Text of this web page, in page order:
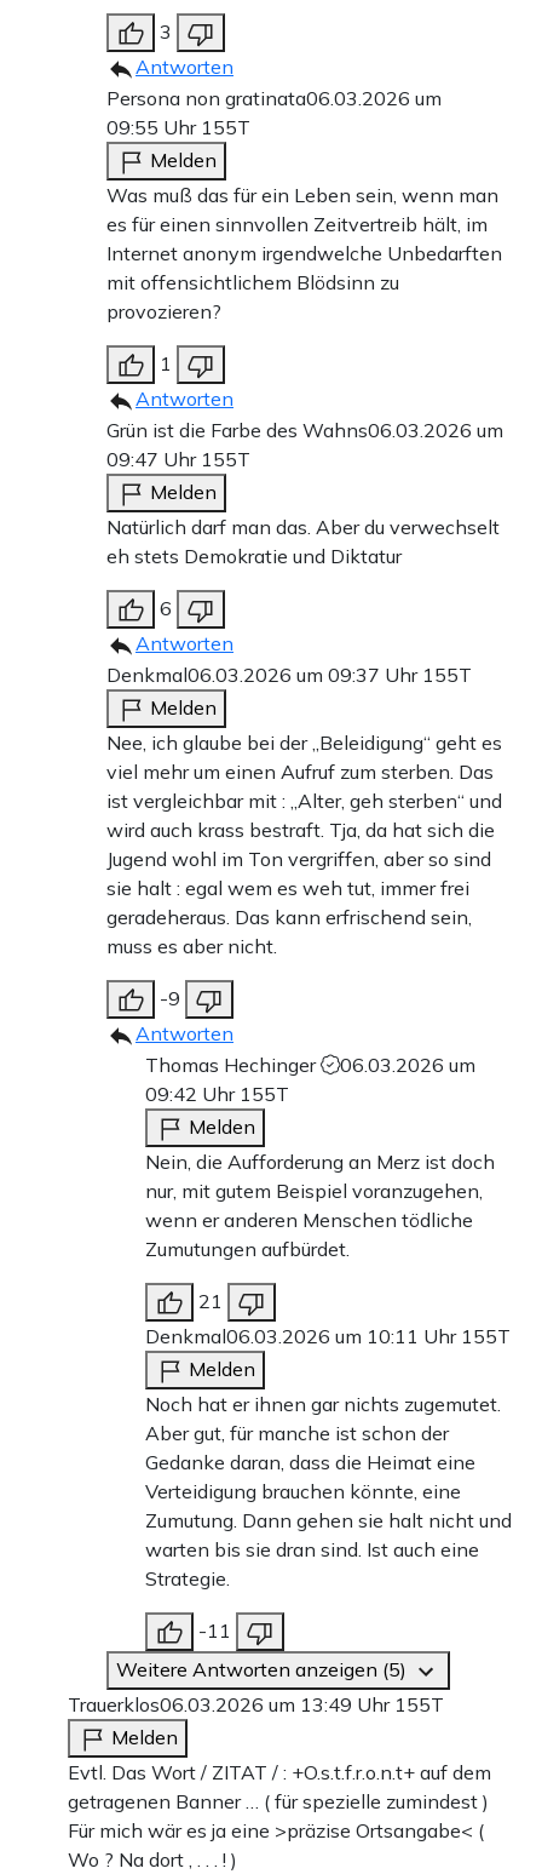
3
Antworten
Persona non gratinata06.03.2026 um
09:55 Uhr 155T
Melden
Was muß das für ein Leben sein, wenn man
es für einen sinnvollen Zeitvertreib hält, im
Internet anonym irgendwelche Unbedarften
mit offensichtlichem Blödsinn zu
provozieren?
1
Antworten
Grün ist die Farbe des Wahns06.03.2026 um
09:47 Uhr 155T
Melden
Natürlich darf man das. Aber du verwechselt
eh stets Demokratie und Diktatur
6
Antworten
Denkmal06.03.2026 um 09:37 Uhr 155T
Melden
Nee, ich glaube bei der „Beleidigung“ geht es
viel mehr um einen Aufruf zum sterben. Das
ist vergleichbar mit : „Alter, geh sterben“ und
wird auch krass bestraft. Tja, da hat sich die
Jugend wohl im Ton vergriffen, aber so sind
sie halt : egal wem es weh tut, immer frei
geradeheraus. Das kann erfrischend sein,
muss es aber nicht.
-9
Antworten
Thomas Hechinger
06.03.2026 um
09:42 Uhr 155T
Melden
Nein, die Aufforderung an Merz ist doch
nur, mit gutem Beispiel voranzugehen,
wenn er anderen Menschen tödliche
Zumutungen aufbürdet.
21
Denkmal06.03.2026 um 10:11 Uhr 155T
Melden
Noch hat er ihnen gar nichts zugemutet.
Aber gut, für manche ist schon der
Gedanke daran, dass die Heimat eine
Verteidigung brauchen könnte, eine
Zumutung. Dann gehen sie halt nicht und
warten bis sie dran sind. Ist auch eine
Strategie.
-11
Weitere Antworten anzeigen (5)
Trauerklos06.03.2026 um 13:49 Uhr 155T
Melden
Evtl. Das Wort / ZITAT / : +O.s.t.f.r.o.n.t+ auf dem
getragenen Banner … ( für spezielle zumindest )
Für mich wär es ja eine >präzise Ortsangabe< (
Wo ? Na dort , . . . ! )